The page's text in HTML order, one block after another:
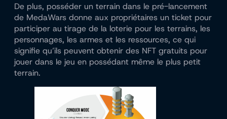
De plus, posséder un terrain dans le pré-lancement
de MedaWars donne aux propriétaires un ticket pour
participer au tirage de la loterie pour les terrains, les
personnages, les armes et les ressources, ce qui
signifie qu’ils peuvent obtenir des NFT gratuits pour
jouer dans le jeu en possédant même le plus petit
terrain.